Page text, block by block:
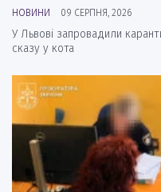
НОВИНИ 09 СЕРПНЯ, 2026
У Львові запровадили
сказу у кота